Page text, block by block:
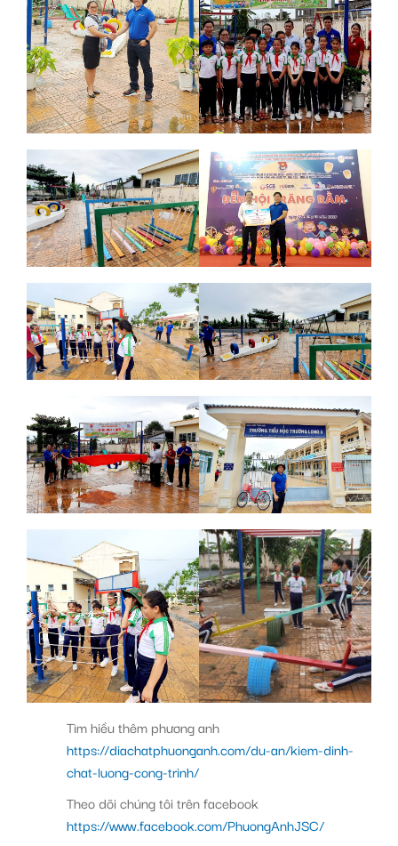
Tìm hiều thêm phương anh
https://diachatphuonganh.com/du-an/kiem-dinh-
chat-luong-cong-trinh/
Theo dõi chúng tôi trên facebook
https://www.facebook.com/PhuongAnhJSC/